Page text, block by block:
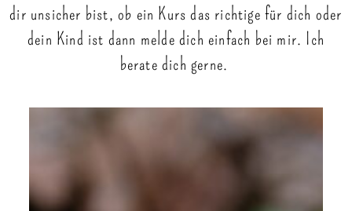
dir unsicher bist, ob ein Kurs das richtige für dich oder
dein Kind ist dann melde dich einfach bei mir. Ich
berate dich gerne.